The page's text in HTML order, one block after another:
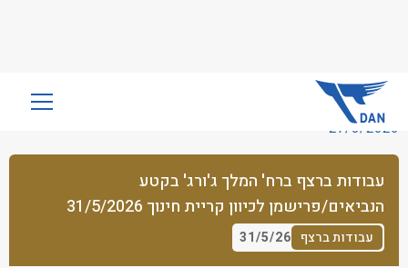
שִׂים
בְּאֲתָר
זֶה
מֻפְעֶלֶת
מַעֲרֶכֶת
נָגִישׁ
בִּקְלִיק
27/5/2026
עבודות ברצף ברח' המלך ג'ורג' בקטע
הנביאים/פרישמן לכיוון קריית חינוך 31/5/2026
עבודות ברצף 31/5/26